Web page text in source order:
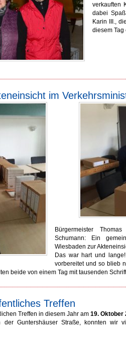
verkauften
dabei
Karin III.,
diesem Tag
im
Bürgermeister
Schumann: Ein
Wiesbaden zur
Das war hart und
vorbereitet und so blieb
beide von einem Tag mit tausenden
Treffen
Treffen in diesem Jahr am 19. Oktober
Guntershäuser Straße, konnten wir